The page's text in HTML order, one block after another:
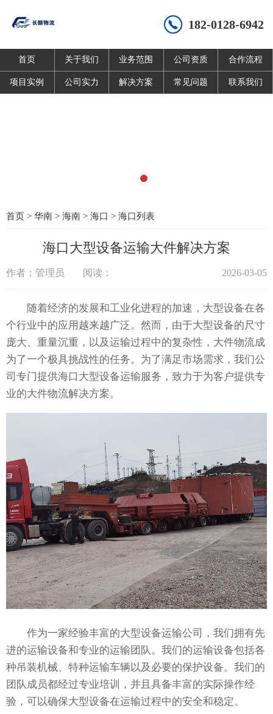
182-0128-6942
首页 关于我们 业务范围 公司资质 合作流程
项目实例 公司实力 解决方案 常见问题 联系我们
首页 > 华南 > 海南 > 海口 > 海口列表
海口大型设备运输大件解决方案
作者：管理员 阅读： 2026-03-05
随着经济的发展和工业化进程的加速，大型设备在各
个行业中的应用越来越广泛。然而，由于大型设备的尺寸
庞大、重量沉重，以及运输过程中的复杂性，大件物流成
为了一个极具挑战性的任务。为了满足市场需求，我们公
司专门提供海口大型设备运输服务，致力于为客户提供专
业的大件物流解决方案。
作为一家经验丰富的大型设备运输公司，我们拥有先
进的运输设备和专业的运输团队。我们的运输设备包括各
种吊装机械、特种运输车辆以及必要的保护设备。我们的
团队成员都经过专业培训，并且具备丰富的实际操作经
验，可以确保大型设备在运输过程中的安全和稳定。